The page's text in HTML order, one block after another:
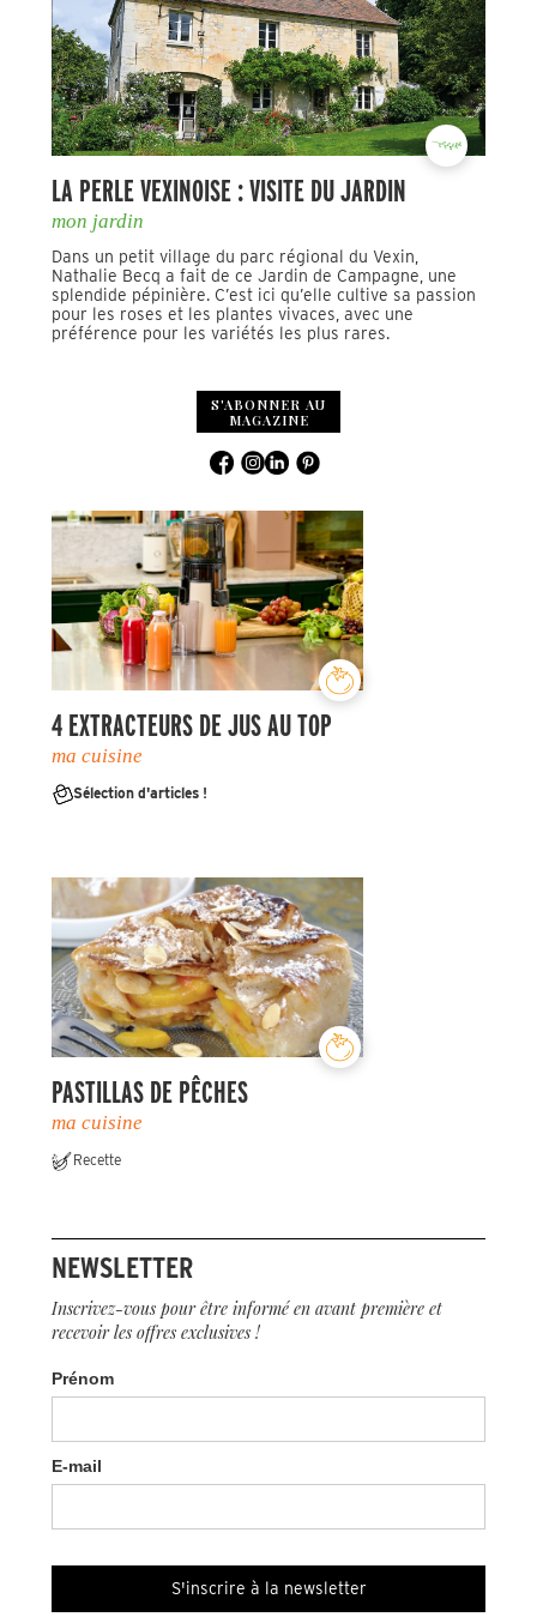
LA PERLE VEXINOISE : VISITE DU JARDIN
mon jardin
Dans un petit village du parc régional du Vexin,
Nathalie Becq a fait de ce Jardin de Campagne, une
splendide pépinière. C’est ici qu’elle cultive sa passion
pour les roses et les plantes vivaces, avec une
préférence pour les variétés les plus rares.
S'ABONNER AU
MAGAZINE
4 EXTRACTEURS DE JUS AU TOP
ma cuisine
Sélection d'articles !
PASTILLAS DE PÊCHES
ma cuisine
Recette
NEWSLETTER
Inscrivez-vous pour être informé en avant première et
recevoir les offres exclusives !
Prénom
E-mail